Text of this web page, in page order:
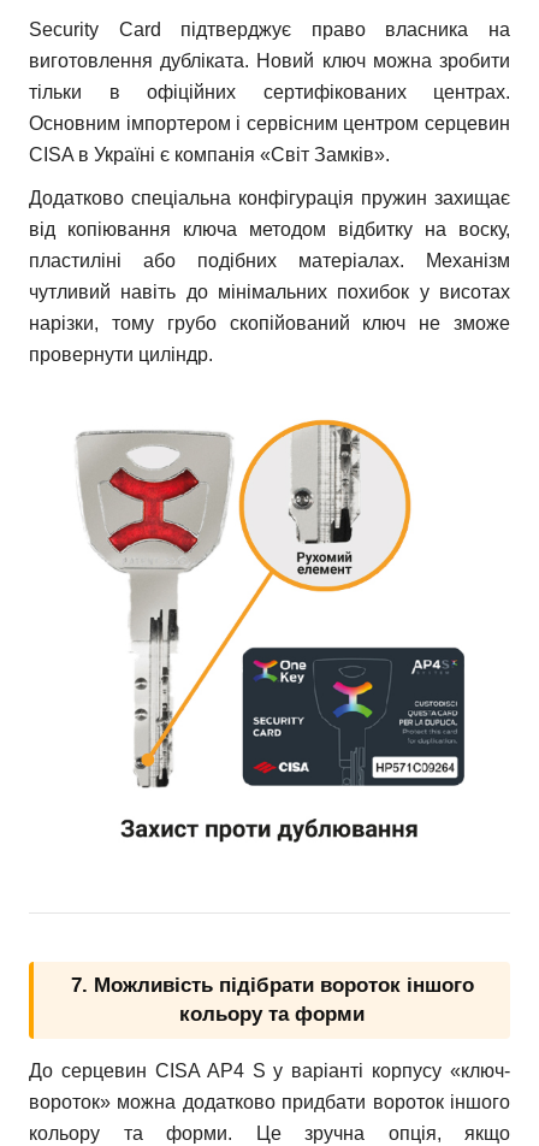
Security Card підтверджує право власника на
виготовлення дубліката. Новий ключ можна зробити
тільки в офіційних сертифікованих центрах.
Основним імпортером і сервісним центром серцевин
CISA в Україні є компанія «Світ Замків».
Додатково спеціальна конфігурація пружин захищає
від копіювання ключа методом відбитку на воску,
пластиліні або подібних матеріалах. Механізм
чутливий навіть до мінімальних похибок у висотах
нарізки, тому грубо скопійований ключ не зможе
провернути циліндр.
7. Можливість підібрати вороток іншого
кольору та форми
До серцевин CISA AP4 S у варіанті корпусу «ключ-
вороток» можна додатково придбати вороток іншого
кольору та форми. Це зручна опція, якщо